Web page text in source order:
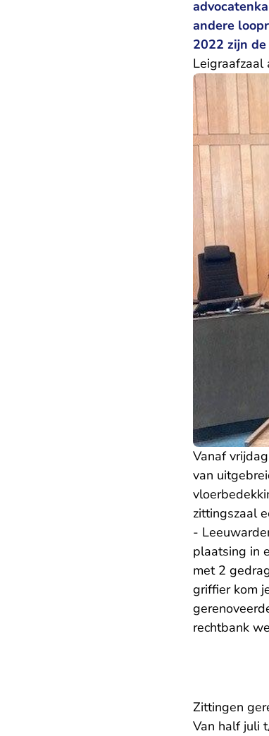
andere
2022 zijn
Leigraafzaal
Vanaf
van
zittingszaal
-
plaatsing in
met 2
griffier kom
rechtbank
Zittingen
Van half juli